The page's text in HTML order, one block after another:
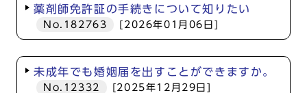
薬剤師免許証の手続きについて知りたい
No.182763 [2026年01月06日]
未成年でも婚姻届を出すことができますか。
No.12332 [2025年12月29日]